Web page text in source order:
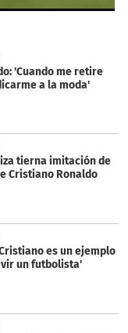
'Cuando me retire
a la moda'
tierna imitación de
Cristiano Ronaldo
es un ejemplo
un futbolista'